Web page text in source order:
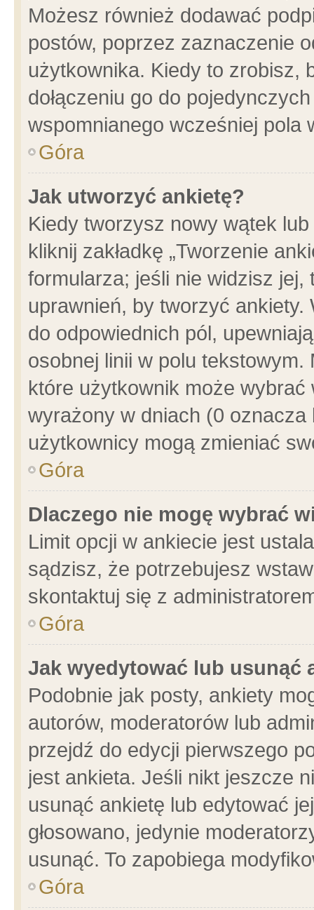
Możesz również dodawać
postów, poprzez zaznaczenie
użytkownika. Kiedy to zrobisz,
dołączeniu go do
wspomnianego wcześniej pola
Góra
Jak utworzyć ankietę?
Kiedy tworzysz nowy wątek
kliknij zakładkę „Tworzenie
formularza; jeśli nie widzisz
uprawnień, by tworzyć ankiety.
do odpowiednich pól,
osobnej linii w polu
które użytkownik może
wyrażony w dniach (0
użytkownicy mogą zmieniać
Góra
Dlaczego nie mogę wybrać
Limit opcji w ankiecie jest
sądzisz, że potrzebujesz
skontaktuj się z
Góra
Jak wyedytować lub usunąć
Podobnie jak posty, ankiety
autorów, moderatorów lub
przejdź do edycji pierwszego
jest ankieta. Jeśli nikt jeszcze
usunąć ankietę lub edytować
głosowano, jedynie
usunąć. To zapobiega
Góra